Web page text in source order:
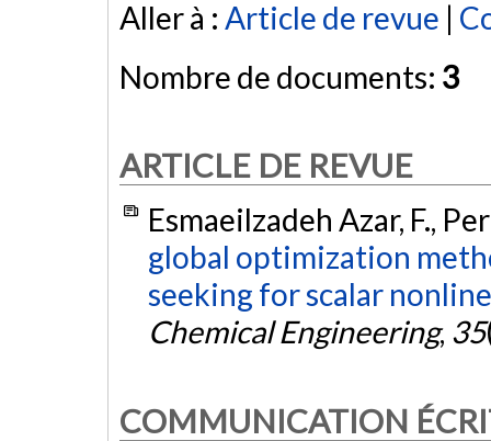
Aller à : Article de revue |
Nombre de documents: 3
ARTICLE DE REVUE
Esmaeilzadeh Azar, F.,
global optimization
seeking for scalar
Chemical Engineering, 35
COMMUNICATION